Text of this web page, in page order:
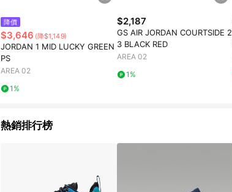
降價
$3,646 (降$1,149)
JORDAN 1 MID LUCKY GREEN
PS
AREA 02
1%
$2,187
GS AIR JORDAN COURTSIDE 2
3 BLACK RED
AREA 02
1%
熱銷排行榜